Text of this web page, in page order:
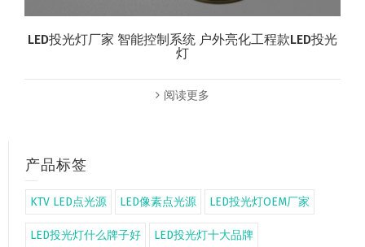
LED投光灯厂家 智能控制系统 户外亮化工程款LED投光
灯
阅读更多
产品标签
KTV LED点光源 LED像素点光源 LED投光灯OEM厂家
LED投光灯什么牌子好 LED投光灯十大品牌